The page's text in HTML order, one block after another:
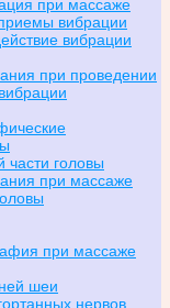
при массаже
вибрации
вибрации
при проведении
части головы
при массаже
при массаже
шеи
нервов